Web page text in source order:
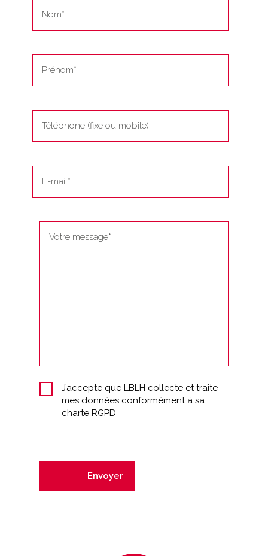
J’accepte que LBLH collecte et traite
mes données conformément à sa
charte RGPD